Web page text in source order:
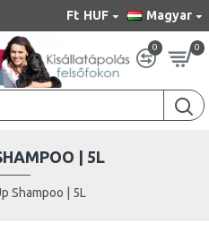
Ft HUF Magyar
0 0
Shampoo | 5L
| 5L